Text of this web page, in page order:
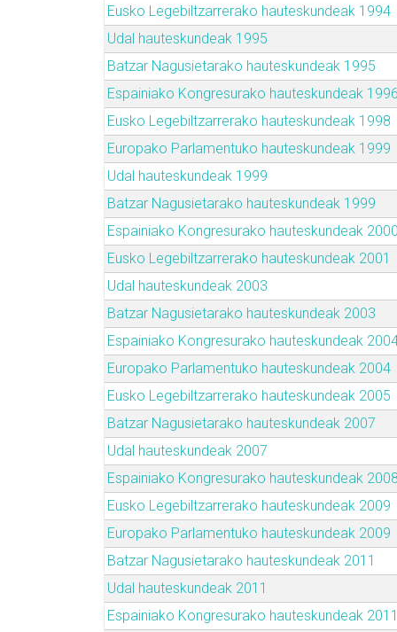
Eusko Legebiltzarrerako hauteskundeak 1994
Udal hauteskundeak 1995
Batzar Nagusietarako hauteskundeak 1995
Espainiako Kongresurako hauteskundeak 1996
Eusko Legebiltzarrerako hauteskundeak 1998
Europako Parlamentuko hauteskundeak 1999
Udal hauteskundeak 1999
Batzar Nagusietarako hauteskundeak 1999
Espainiako Kongresurako hauteskundeak 2000
Eusko Legebiltzarrerako hauteskundeak 2001
Udal hauteskundeak 2003
Batzar Nagusietarako hauteskundeak 2003
Espainiako Kongresurako hauteskundeak
Europako Parlamentuko hauteskundeak 2004
Eusko Legebiltzarrerako hauteskundeak 2005
Batzar Nagusietarako hauteskundeak 2007
Udal hauteskundeak 2007
Espainiako Kongresurako hauteskundeak 2008
Eusko Legebiltzarrerako hauteskundeak 2009
Europako Parlamentuko hauteskundeak 2009
Batzar Nagusietarako hauteskundeak 2011
Udal hauteskundeak 2011
Espainiako Kongresurako hauteskundeak 2011